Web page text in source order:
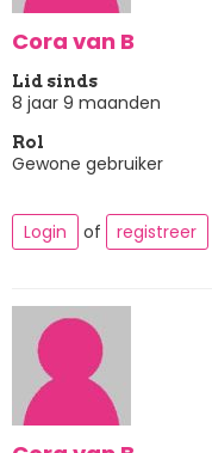
Cora van B
Lid sinds
8 jaar 9 maanden
Rol
Gewone gebruiker
Login of registreer